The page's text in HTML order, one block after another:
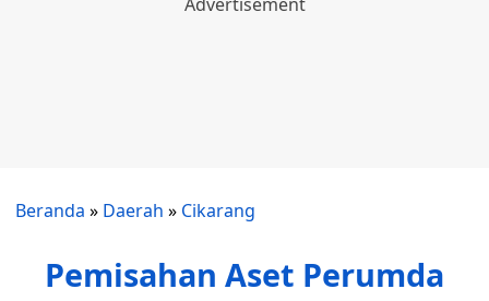
Beranda » Daerah » Cikarang
Pemisahan Aset Perumda